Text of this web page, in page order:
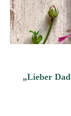
„Lieber